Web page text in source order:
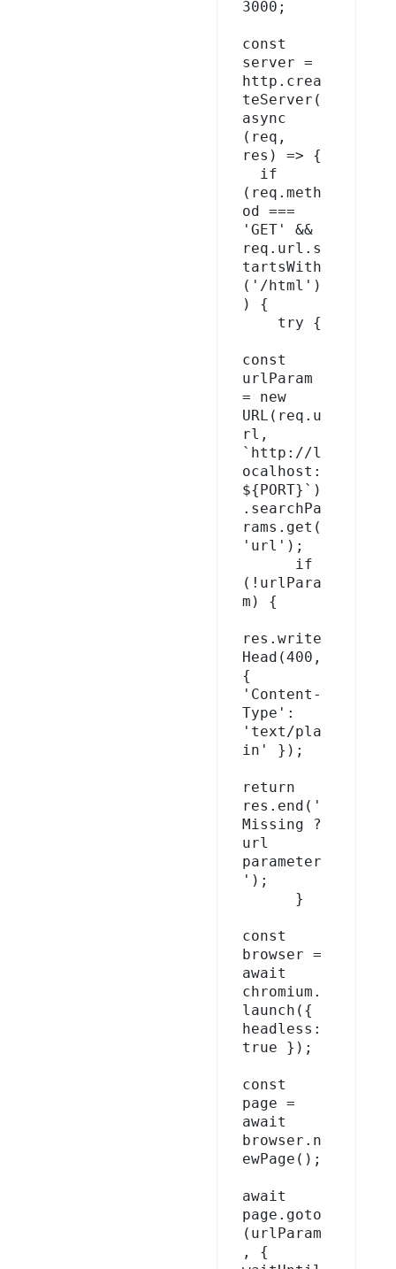
3000;
const
server =
http.crea
teServer(
async
(req,
res) => {
(req.meth
od ===
'GET' &&
req.url.s
tartsWith
('/html')
) {
const
urlParam
= new
URL(req.u
rl,
`http://l
ocalhost:
${PORT}`)
.searchPa
rams.get(
'url');
(!urlPara
m) {
res.write
Head(400,
{
'Content-
Type':
'text/pla
in' });
return
res.end('
Missing ?
url
parameter
');
const
browser =
await
chromium.
launch({
headless:
true });
const
page =
await
browser.n
ewPage();
await
page.goto
(urlParam
, {